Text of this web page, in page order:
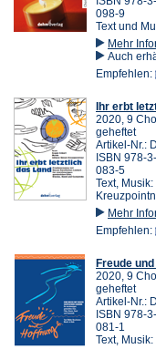
098-9
Text und
Mehr
Auch
Empfehlen:
Ihr erbt
2020, 9
geheftet
Artikel-Nr.:
ISBN 978-
083-5
Text,
Mehr
Empfehlen:
Freude
2020, 9
geheftet
Artikel-Nr.:
ISBN 978-
081-1
Text,